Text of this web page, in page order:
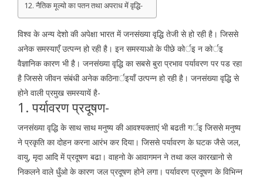
12. नैतिक मूल्यो का पतन तथा अपराध में वृद्धि-
विश्व के अन्य देशो की अपेक्षा भारत में जनसंख्या वृद्धि तेजी से हो रही है। जिससे
अनेक समस्याएँ उत्पन्न हो रही है। इन समस्याओ के पीछे कोर्इ न कोर्इ
वैज्ञानिक कारण भी है। जनसंख्या वृद्धि का सबसे बुरा प्रभाव पर्यावरण पर पड रहा
है जिससे जीवन संबंधी अनेक कठिनार्इयाँ उत्पन्न हो रही है। जनसंख्या वृद्धि से
होने वाली प्रमुख समस्यायें है-
1. पर्यावरण प्रदूषण-
जनसंख्या वृद्धि के साथ साथ मनुष्य की आवश्यक्ताएं भी बढती गर्इ जिससे मनुष्य
ने प्रकृति का दोहन करना आरंभ कर दिया। जिससे पर्यावरण के घटक जैसे जल,
वायु, मृदा आदि में प्रदूषण बढा। वाहनो के आवागमन ने तथा कल कारखानो से
निकलने वाले धुँओ के कारण जल प्रदूषण होने लगा। पर्यावरण प्रदूषण के विभिन्न